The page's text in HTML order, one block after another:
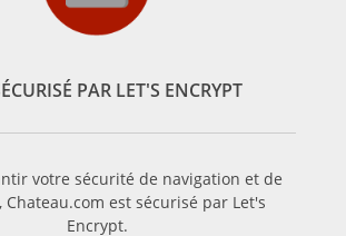
PAR LET'S ENCRYPT
votre sécurité de navigation et de
Chateau.com est sécurisé par Let's
Encrypt.